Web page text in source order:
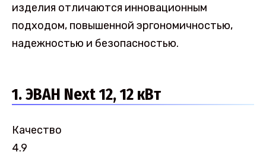
изделия отличаются инновационным
подходом, повышенной эргономичностью,
надежностью и безопасностью.
1. ЭВАН Next 12, 12 кВт
Качество
4.9